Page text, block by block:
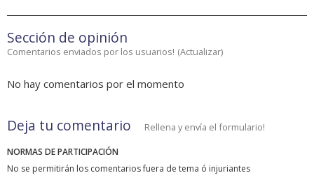
Sección de opinión
Comentarios enviados por los usuarios! (Actualizar)
No hay comentarios por el momento
Deja tu comentario Rellena y envía el formulario!
NORMAS DE PARTICIPACIÓN
No se permitirán los comentarios fuera de tema ó injuriantes